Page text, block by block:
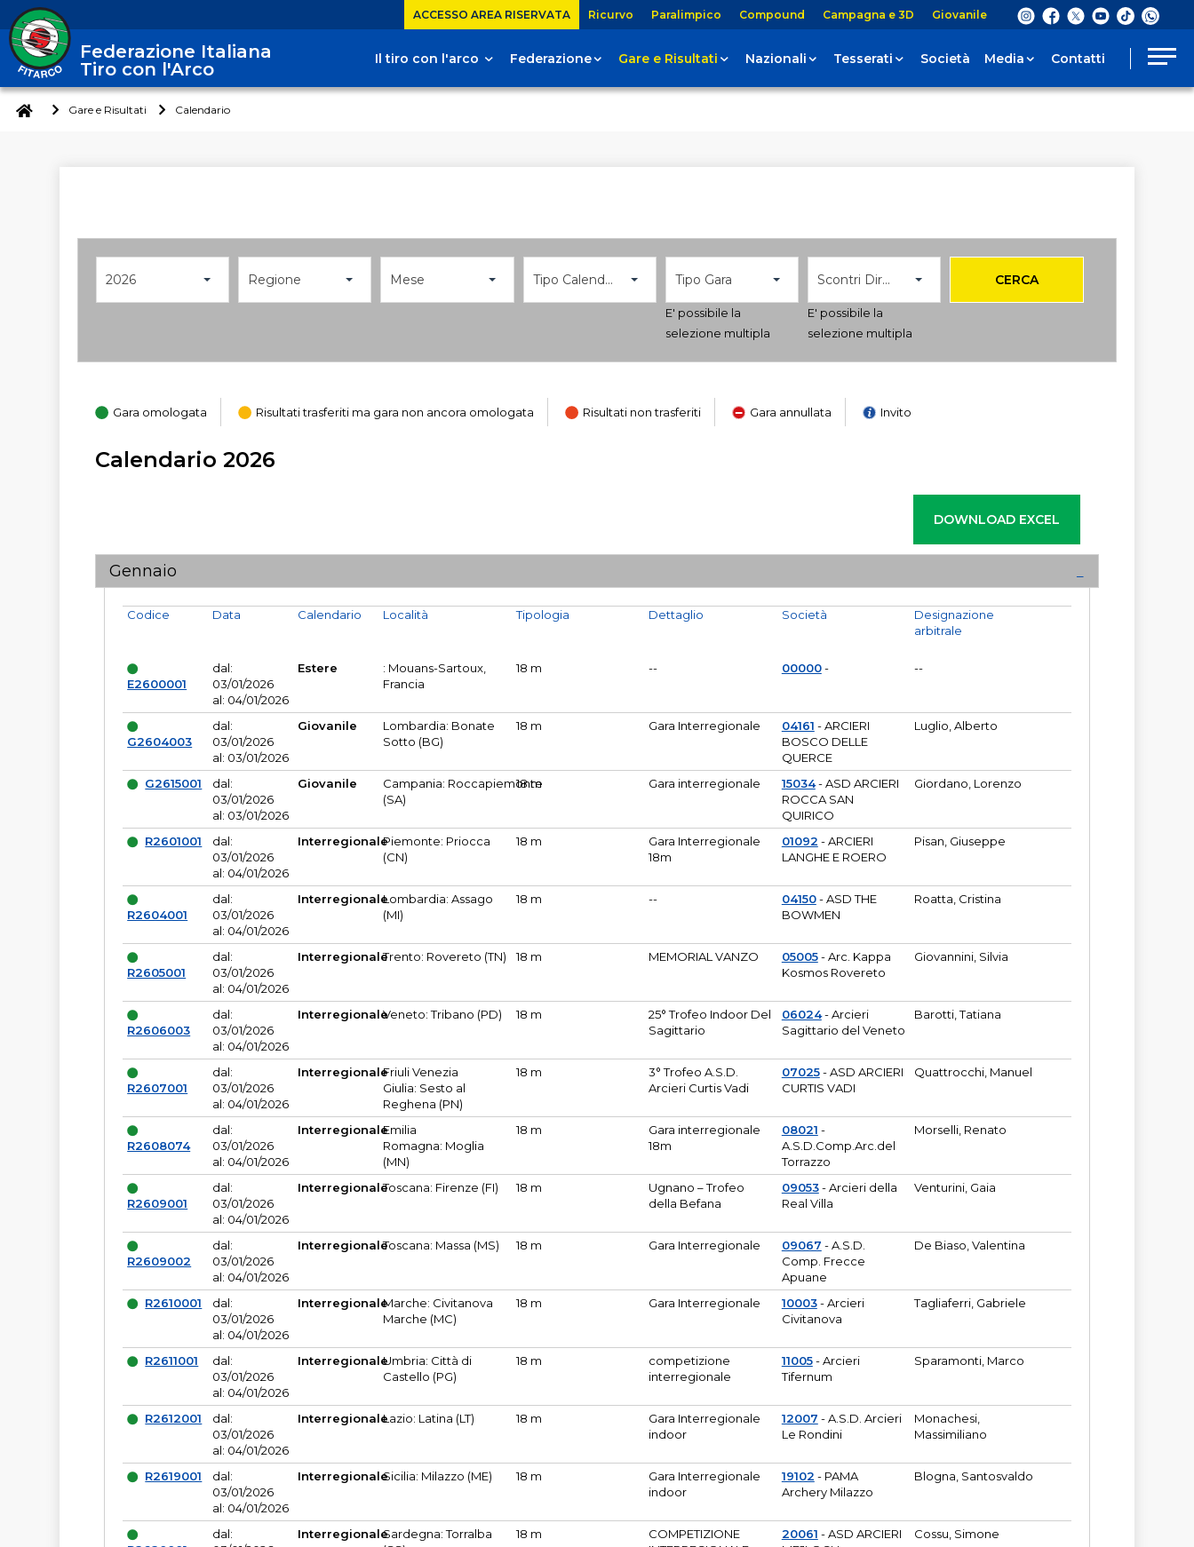
ACCESSO AREA RISERVATA Ricurvo Paralimpico Compound Campagna e 3D Giovanile
Federazione Italiana
Tiro con l'Arco
Il tiro con l'arco Federazione Gare e Risultati Nazionali Tesserati Società Media Contatti
Gare e Risultati Calendario
2026 Regione Mese Tipo Calendario Tipo Gara
E' possibile la
selezione multipla
Scontri Diretti
E' possibile la
selezione multipla
CERCA
Gara omologata Risultati trasferiti ma gara non ancora omologata Risultati non trasferiti Gara annullata Invito
Calendario 2026
Gennaio
Codice
E2600001
Data
dal:
03/01/2026
al: 04/01/2026
Calendario
Estere
Località
: Mouans-Sartoux,
Francia
Tipologia
18 m
Dettaglio
--
Società
00000-
Designazione
arbitrale
--
G2604003
dal:
03/01/2026
al: 03/01/2026
Giovanile
Lombardia: Bonate
Sotto (BG)
18 m Gara Interregionale 04161 - ARCIERI
BOSCO DELLE
QUERCE
Luglio, Alberto
G2615001
dal:
03/01/2026
al: 03/01/2026
Giovanile
Campania: Roccapiemonte
(SA)
18 m Gara interregionale 15034- ASD ARCIERI
ROCCA SAN
QUIRICO
Giordano, Lorenzo
R2601001
dal:
03/01/2026
al: 04/01/2026
InterregionalePiemonte: Priocca
(CN)
18 m
Gara Interregionale
18m
01092 - ARCIERI
LANGHE E ROERO
Pisan, Giuseppe
R2604001
dal:
03/01/2026
al: 04/01/2026
InterregionaleLombardia: Assago
(MI)
18 m -- 04150- ASD THE
BOWMEN
Roatta, Cristina
R2605001
dal:
03/01/2026
al: 04/01/2026
InterregionaleTrento: Rovereto (TN) 18 m MEMORIAL VANZO 05005- Arc. Kappa
Kosmos Rovereto
Giovannini, Silvia
R2606003
dal:
03/01/2026
al: 04/01/2026
InterregionaleVeneto: Tribano (PD) 18 m
25° Trofeo Indoor Del
Sagittario
06024- Arcieri
Sagittario del Veneto
Barotti, Tatiana
R2607001
dal:
03/01/2026
al: 04/01/2026
InterregionaleFriuli Venezia
Giulia: Sesto al
Reghena (PN)
18 m
3° Trofeo A.S.D.
Arcieri Curtis Vadi
07025- ASD ARCIERI
CURTIS VADI
Quattrocchi, Manuel
R2608074
dal:
03/01/2026
al: 04/01/2026
InterregionaleEmilia
Romagna: Moglia
(MN)
18 m
Gara interregionale
18m
08021 -
A.S.D.Comp.Arc.del
Torrazzo
Morselli, Renato
R2609001
dal:
03/01/2026
al: 04/01/2026
InterregionaleToscana: Firenze (FI) 18 m
Ugnano – Trofeo
della Befana
09053- Arcieri della
Real Villa
Venturini, Gaia
R2609002
dal:
03/01/2026
al: 04/01/2026
InterregionaleToscana: Massa (MS) 18 m Gara Interregionale 09067 - A.S.D.
Comp. Frecce
Apuane
De Biaso, Valentina
R2610001
dal:
03/01/2026
al: 04/01/2026
InterregionaleMarche: Civitanova
Marche (MC)
18 m Gara Interregionale 10003- Arcieri
Civitanova
Tagliaferri, Gabriele
R2611001
dal:
03/01/2026
al: 04/01/2026
InterregionaleUmbria: Città di
Castello (PG)
18 m
competizione
interregionale
11005- Arcieri
Tifernum
Sparamonti, Marco
R2612001
dal:
03/01/2026
al: 04/01/2026
InterregionaleLazio: Latina (LT) 18 m
Gara Interregionale
indoor
12007 - A.S.D. Arcieri
Le Rondini
Monachesi,
Massimiliano
R2619001
dal:
03/01/2026
al: 04/01/2026
InterregionaleSicilia: Milazzo (ME) 18 m
Gara Interregionale
indoor
19102 - PAMA
Archery Milazzo
Blogna, Santosvaldo
dal:
InterregionaleSardegna: Torralba
18 m
COMPETIZIONE
20061 - ASD ARCIERI
Cossu, Simone